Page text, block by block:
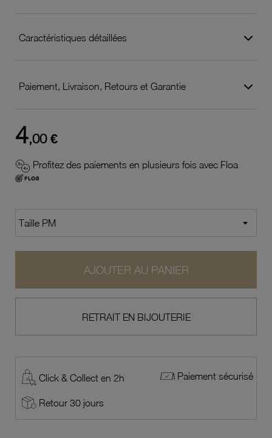
Caractéristiques détaillées
Paiement, Livraison, Retours et Garantie
4,00 €
Profitez des paiements en plusieurs fois avec Floa
AJOUTER AU PANIER
RETRAIT EN BIJOUTERIE
Click & Collect en 2h Paiement sécurisé
Retour 30 jours